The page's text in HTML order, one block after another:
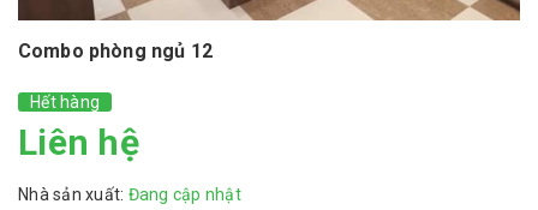
Combo phòng ngủ 12
Hết hàng
Liên hệ
Nhà sản xuất: Đang cập nhật